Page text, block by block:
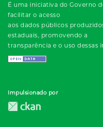
É uma iniciativa do Governo
facilitar o acesso
aos dados públicos
estaduais, promovendo a
transparência e o uso dessas
Impulsionado por